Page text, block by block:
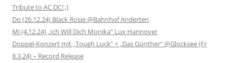
Tribute to AC DC! ;)
Do (26.12.24) Black Rosie @Bahnhof Anderten
Mi (4.12.24) „Ich Will Dich Monika“ Lux Hannover
Doppel-Konzert mit „Tough Luck“ + „Das Günther“ @Glocksee (Fr
8.3.24) – Record Release